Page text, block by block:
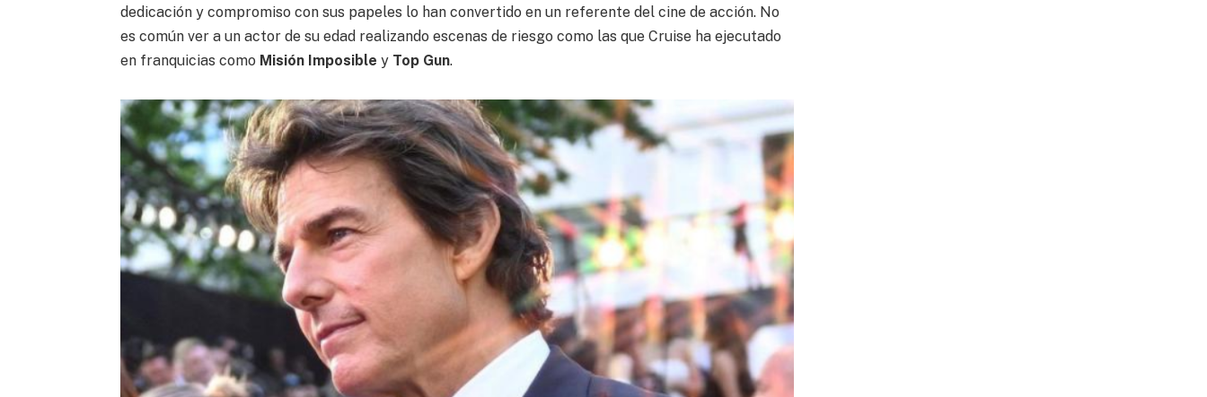
dedicación y compromiso con sus papeles lo han convertido en un referente del cine de acción. No
es común ver a un actor de su edad realizando escenas de riesgo como las que Cruise ha ejecutado
en franquicias como Misión Imposible y Top Gun.